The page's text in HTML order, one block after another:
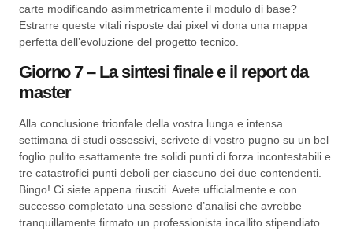
carte modificando asimmetricamente il modulo di base?
Estrarre queste vitali risposte dai pixel vi dona una mappa
perfetta dell’evoluzione del progetto tecnico.
Giorno 7 – La sintesi finale e il report da
master
Alla conclusione trionfale della vostra lunga e intensa
settimana di studi ossessivi, scrivete di vostro pugno su un bel
foglio pulito esattamente tre solidi punti di forza incontestabili e
tre catastrofici punti deboli per ciascuno dei due contendenti.
Bingo! Ci siete appena riusciti. Avete ufficialmente e con
successo completato una sessione d’analisi che avrebbe
tranquillamente firmato un professionista incallito stipendiato